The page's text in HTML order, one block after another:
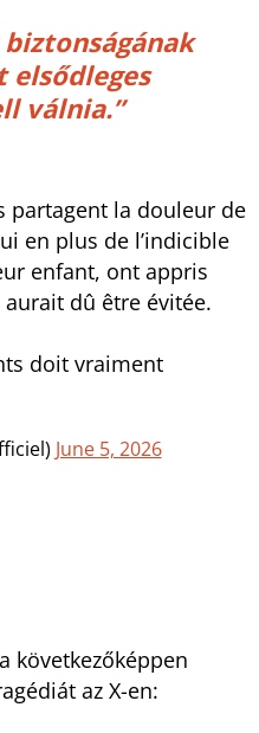
elsődleges
válnia.”
partagent la douleur de
en plus de l’indicible
enfant, ont appris
aurait dû être évitée.
doit vraiment
June 5, 2026
következőképpen
az X-en: